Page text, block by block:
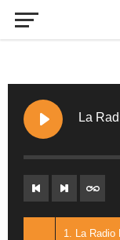
La
1. La Radio